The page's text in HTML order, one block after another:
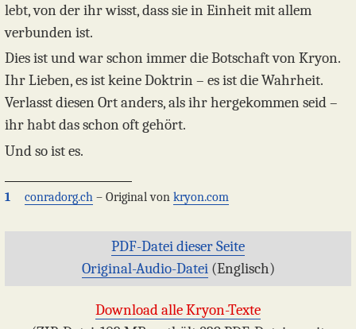
lebt, von der ihr wisst, dass sie in Einheit mit allem
verbunden ist.
Dies ist und war schon immer die Botschaft von Kryon.
Ihr Lieben, es ist keine Doktrin – es ist die Wahrheit.
Verlasst diesen Ort anders, als ihr hergekommen seid –
ihr habt das schon oft gehört.
Und so ist es.
1 conradorg.ch – Original von kryon.com
PDF-Datei dieser Seite
Original-Audio-Datei(Englisch)
Download alle Kryon-Texte